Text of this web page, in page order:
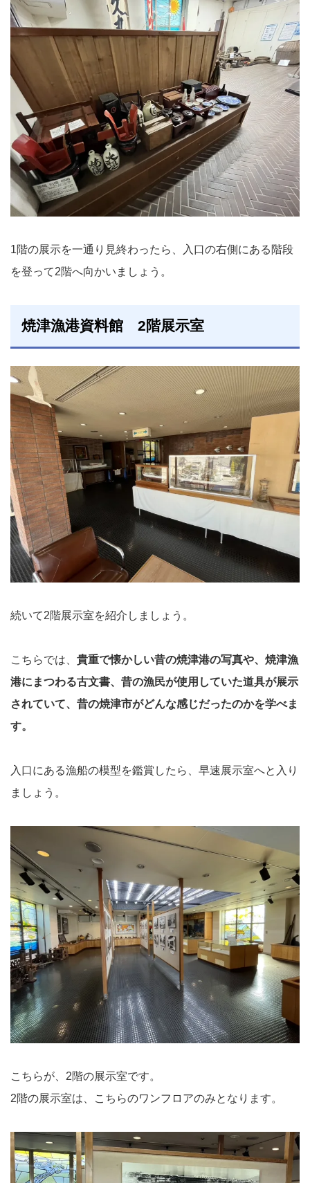
1階の展示を一通り見終わったら、入口の右側にある階段
を登って2階へ向かいましょう。
焼津漁港資料館 2階展示室
続いて2階展示室を紹介しましょう。
こちらでは、 貴重で懐かしい昔の焼津港の写真や、焼津漁
港にまつわる古文書、昔の漁民が使用していた道具が展示
されていて、昔の焼津市がどんな感じだったのかを学べま
す。
入口にある漁船の模型を鑑賞したら、早速展示室へと入り
ましょう。
こちらが、2階の展示室です。
2階の展示室は、こちらのワンフロアのみとなります。